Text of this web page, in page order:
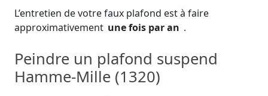
L’entretien de votre faux plafond est à faire
approximativement une fois par an .
Peindre un plafond suspend
Hamme-Mille (1320)